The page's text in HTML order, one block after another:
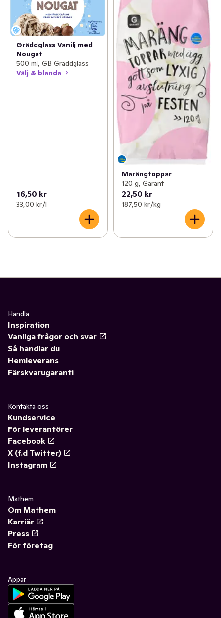
Gräddglass Vanilj med
Nougat
500 ml, GB Gräddglass
Välj & blanda
16,50 kr
33,00 kr /l
Marängtoppar
120 g, Garant
22,50 kr
187,50 kr /kg
Handla
Inspiration
Vanliga frågor och svar
Så handlar du
Hemleverans
Färskvarugaranti
Kontakta oss
Kundservice
För leverantörer
Facebook
X (f.d Twitter)
Instagram
Mathem
Om Mathem
Karriär
Press
För företag
Appar